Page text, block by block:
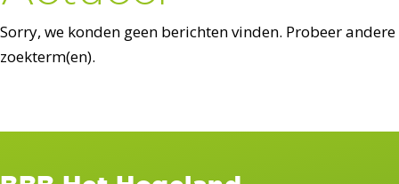
Sorry, we konden geen berichten vinden. Probeer andere
zoekterm(en).